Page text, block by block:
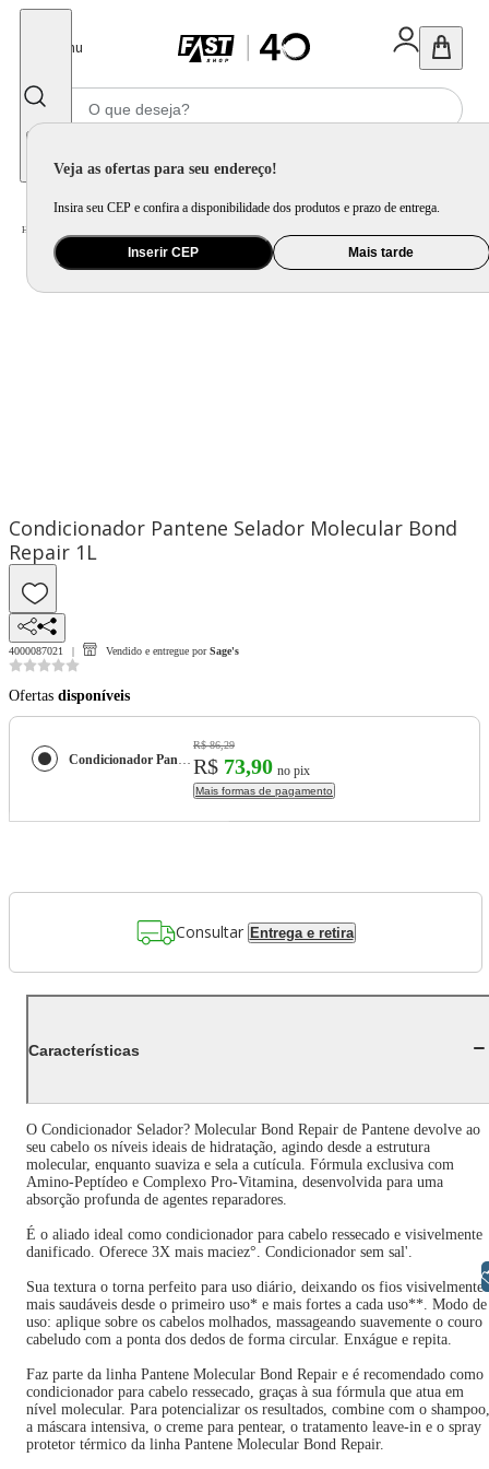
Menu
Veja as ofertas para seu endereço!
Insira seu CEP e confira a disponibilidade dos produtos e prazo de entrega.
Inserir CEP Mais tarde
Home
Condicionador Pantene Selador Molecular Bond
Repair 1L
4000087021 Vendido e entregue por Sage's
Ofertas disponíveis
Condicionador Pantene Selador Molecular Bond Repair 1L
R$ 86,29
R$ 73,90 no pix
Mais formas de pagamento
Consultar Entrega e retira
Características
O Condicionador Selador? Molecular Bond Repair de Pantene devolve ao
seu cabelo os níveis ideais de hidratação, agindo desde a estrutura
molecular, enquanto suaviza e sela a cutícula. Fórmula exclusiva com
Amino-Peptídeo e Complexo Pro-Vitamina, desenvolvida para uma
absorção profunda de agentes reparadores.
É o aliado ideal como condicionador para cabelo ressecado e visivelmente
danificado. Oferece 3X mais maciez°. Condicionador sem sal'.
Sua textura o torna perfeito para uso diário, deixando os fios visivelmente
mais saudáveis desde o primeiro uso* e mais fortes a cada uso**. Modo de
uso: aplique sobre os cabelos molhados, massageando suavemente o couro
cabeludo com a ponta dos dedos de forma circular. Enxágue e repita.
Faz parte da linha Pantene Molecular Bond Repair e é recomendado como
condicionador para cabelo ressecado, graças à sua fórmula que atua em
nível molecular. Para potencializar os resultados, combine com o shampoo,
a máscara intensiva, o creme para pentear, o tratamento leave-in e o spray
protetor térmico da linha Pantene Molecular Bond Repair.